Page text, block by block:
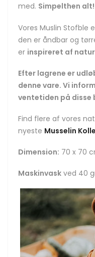
med. Simpelthen alt!
Vores Muslin Stofble
den er åndbar og
er inspireret af
Efter lagrene er
denne vare. Vi
ventetiden på disse
Find flere af vores
nyeste Musselin
Dimension: 70 x 70
Maskinvask ved 40